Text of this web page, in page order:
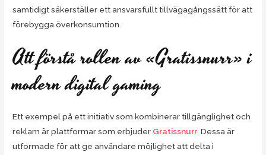
samtidigt säkerställer ett ansvarsfullt tillvägagångssätt för att
förebygga överkonsumtion.
Att förstå rollen av «Gratissnurr» i
modern digital gaming
Ett exempel på ett initiativ som kombinerar tillgänglighet och
reklam är plattformar som erbjuder Gratissnurr . Dessa är
utformade för att ge användare möjlighet att delta i